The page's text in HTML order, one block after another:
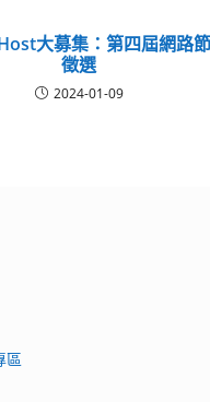
大募集：第四屆網路
徵選
2024-01-09
區